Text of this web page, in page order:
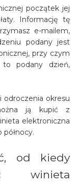
początek jej
Informację tę
e-mailem,
podany jest
przy czym
to podany dzień,
odroczenia okresu
ją kupić z
elektroniczna
od kiedy
winieta